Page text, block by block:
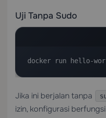
Uji Tanpa Sudo
docker run hello-
Jika ini berjalan tanpa
izin, konfigurasi